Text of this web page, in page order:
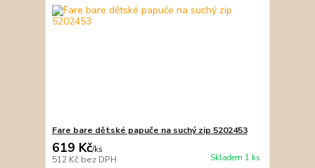
Fare bare dětské papuče na suchý zip 5202453
619 Kč/ks
512 Kč bez DPH Skladem 1 ks